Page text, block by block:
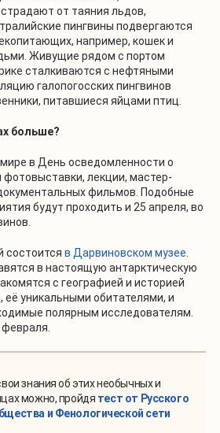
от таяния льдов,
пингвины подвергаются
например, кошек и
Живущие рядом с портом
сталкиваются с нефтяными
галопогосских пингвинов
питавшиеся яйцами птиц.
больше?
в День осведомленности о
фотовыставки, лекции, мастер-
фильмов. Подобные
будут проходить и 25 апреля, во
состоится в Дарвиновском музее.
в настоящую антарктическую
с географией и историей
уникальными обитателями, и
полярным исследователям.
февраля.
знания об этих необычных и
можно, пройдя тест от Русского
и Фенологической сети